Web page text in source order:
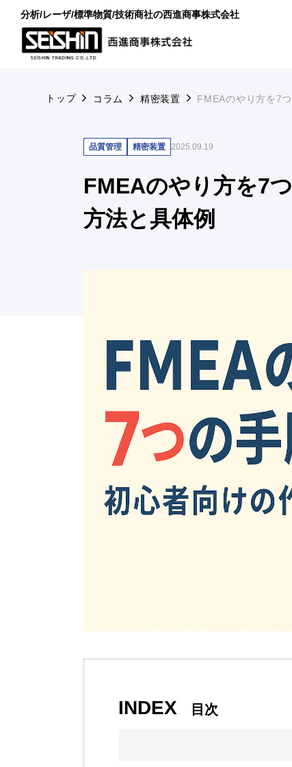
分析/レーザ/標準物質/技術商社の西進商事株式会社
トップ コラム 精密装置 FMEAのやり方を7
品質管理 精密装置 2025.09.19
FMEAのやり方を7
方法と具体例
INDEX 目次